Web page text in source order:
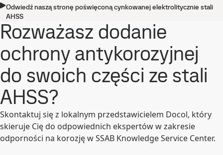
Odwiedź naszą stronę poświęconą cynkowanej elektrolitycznie stali
AHSS
Rozważasz dodanie
ochrony antykorozyjnej
do swoich części ze stali
AHSS?
Skontaktuj się z lokalnym przedstawicielem Docol, który
skieruje Cię do odpowiednich ekspertów w zakresie
odporności na korozję w SSAB Knowledge Service Center.